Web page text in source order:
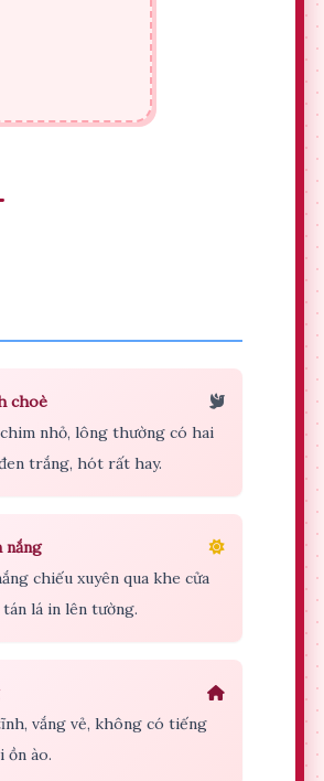
choè
nhỏ, lông thường có hai
trắng, hót rất hay.
nắng
chiếu xuyên qua khe cửa
lá in lên tường.
vắng vẻ, không có tiếng
ồn ào.